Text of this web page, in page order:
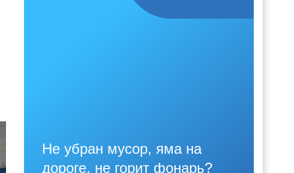
Не убран мусор, яма на
дороге, не горит фонарь?